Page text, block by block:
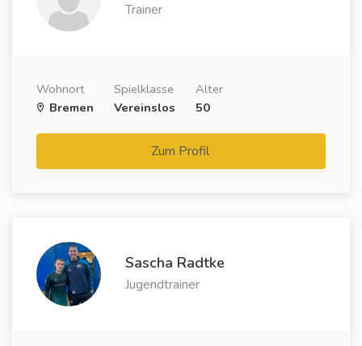
Trainer
Wohnort
Bremen
Spielklasse
Vereinslos
Alter
50
Zum Profil
Sascha Radtke
Jugendtrainer